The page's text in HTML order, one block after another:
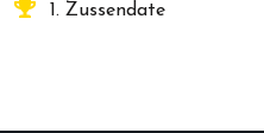
1. Zussendate